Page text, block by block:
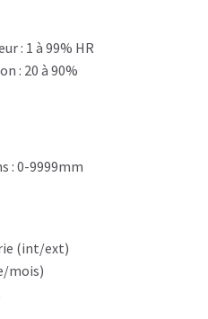
: 1 à 99% HR
: 20 à 90%
: 0-9999mm
(int/ext)
mois)